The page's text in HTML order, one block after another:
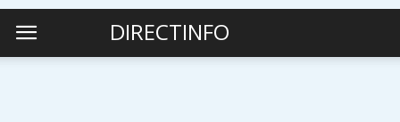
DIRECTINFO